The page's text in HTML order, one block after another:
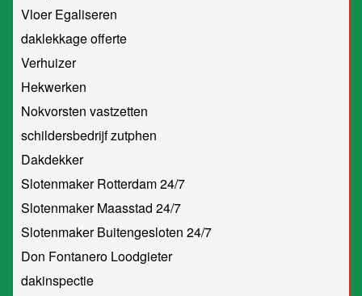
Vloer Egaliseren
daklekkage offerte
Verhuizer
Hekwerken
Nokvorsten vastzetten
schildersbedrijf zutphen
Dakdekker
Slotenmaker Rotterdam 24/7
Slotenmaker Maasstad 24/7
Slotenmaker Buitengesloten 24/7
Don Fontanero Loodgieter
dakinspectie